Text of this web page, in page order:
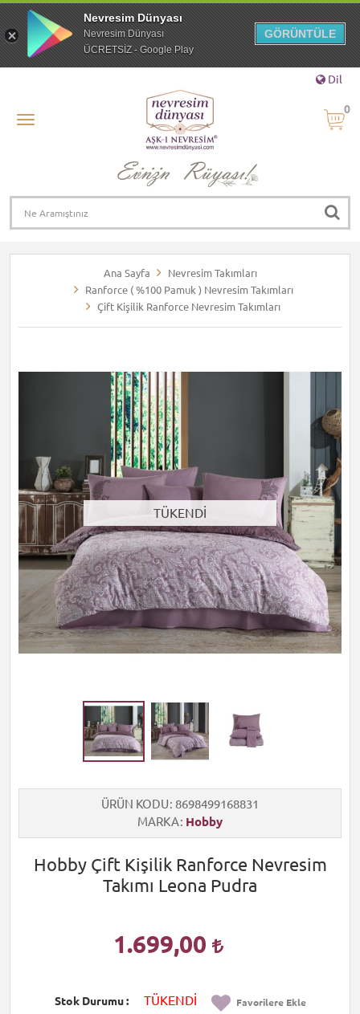
Dil
0
Ana Sayfa
Nevresim Takımları
Ranforce ( %100 Pamuk ) Nevresim Takımları
Çift Kişilik Ranforce Nevresim Takımları
TÜKENDİ
ÜRÜN KODU 8698499168831
MARKA Hobby
Hobby Çift Kişilik Ranforce Nevresim
Takımı Leona Pudra
1.699,00
Stok Durumu TÜKENDİ Favorilere Ekle
Nevresim Dünyası
Nevresim Dünyası
ÜCRETSİZ - Google Play
GÖRÜNTÜLE